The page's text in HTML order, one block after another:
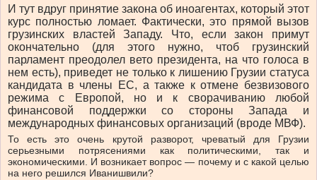
И тут вдруг принятие закона об иноагентах, который этот
курс полностью ломает. Фактически, это прямой вызов
грузинских властей Западу. Что, если закон примут
окончательно (для этого нужно, чтоб грузинский
парламент преодолел вето президента, на что голоса в
нем есть), приведет не только к лишению Грузии статуса
кандидата в члены ЕС, а также к отмене безвизового
режима с Европой, но и к сворачиванию любой
финансовой поддержки со стороны Запада и
международных финансовых организаций (вроде МВФ).
То есть это очень крутой разворот, чреватый для Грузии
серьезными потрясениями как политическими, так и
экономическими. И возникает вопрос — почему и с какой целью
на него решился Иванишвили?